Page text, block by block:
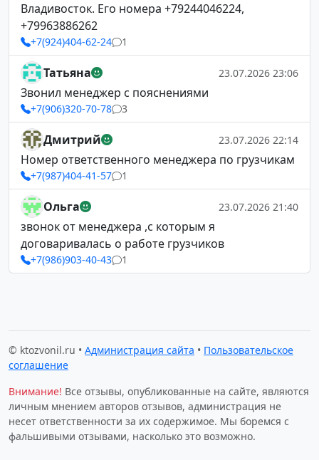
Владивосток. Его номера +79244046224,
+79963886262
+7(924)404-62-24 1
Татьяна 23.07.2026 23:06
Звонил менеджер с пояснениями
+7(906)320-70-78 3
Дмитрий 23.07.2026 22:14
Номер ответственного менеджера по грузчикам
+7(987)404-41-57 1
Ольга 23.07.2026 21:40
звонок от менеджера ,с которым я
договаривалась о работе грузчиков
+7(986)903-40-43 1
© ktozvonil.ru • Администрация сайта • Пользовательское
соглашение
Внимание! Все отзывы, опубликованные на сайте, являются
личным мнением авторов отзывов, администрация не
несет ответственности за их содержимое. Мы боремся с
фальшивыми отзывами, насколько это возможно.